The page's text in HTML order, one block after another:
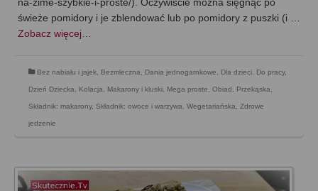
świeże pomidory i je zblendować lub po pomidory z puszki (i …
Zobacz więcej…
Bez nabiału i jajek Bezmleczna Dania jednogarnkowe Dla dzieci Do pracy,
Dzień Dziecka Kolacja Makarony i kluski Mega proste Obiad Przekąska
Składnik: makarony, Składnik: owoce i warzywa Wegetariańska Zdrowe
jedzenie